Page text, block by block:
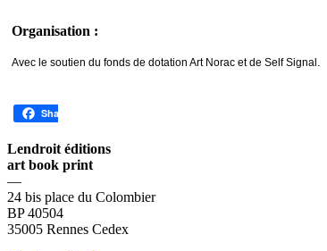
Organisation :
Avec le soutien du fonds de dotation Art Norac et de Self Signal.
Share
Lendroit éditions
art book print
—
24 bis place du Colombier
BP 40504
35005 Rennes Cedex